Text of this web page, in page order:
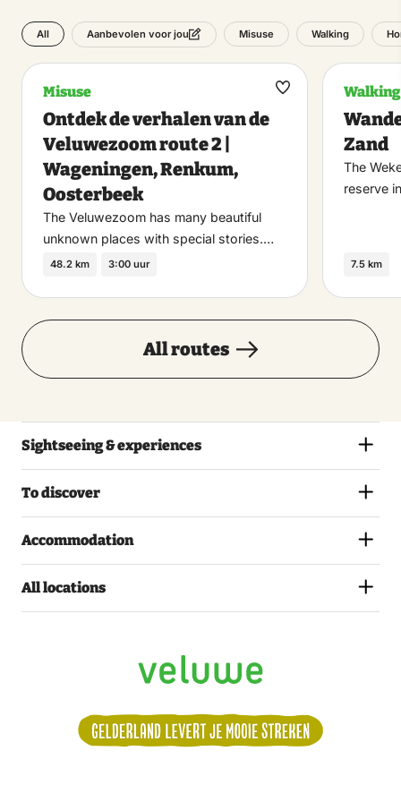
All Aanbevolen voor jou Misuse Walking
Misuse
Ontdek de verhalen van de
Veluwezoom route 2 |
Wageningen, Renkum,
Oosterbeek
The Veluwezoom has many beautiful
unknown places with special stories.…
48.2 km 3:00 uur
Maak
Walking
Zand
The
reserve
7.5 km
All routes
Sightseeing & experiences
To discover
Accommodation
All locations